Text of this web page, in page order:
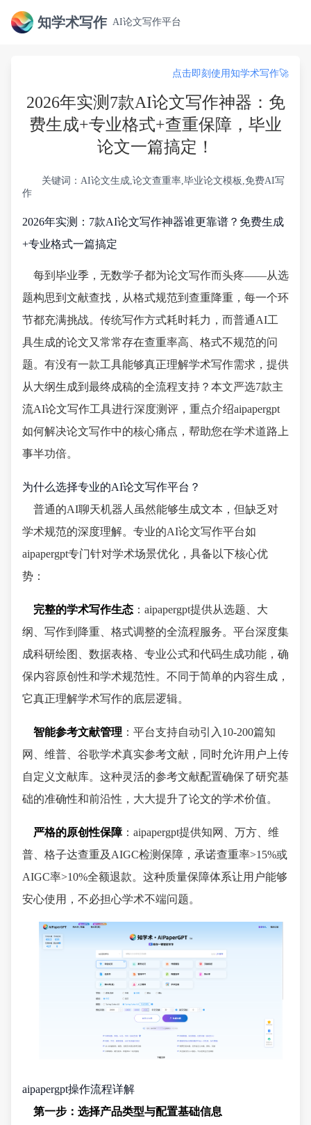
知学术写作 AI论文写作平台
点击即刻使用知学术写作🚀
2026年实测7款AI论文写作神器：免
费生成+专业格式+查重保障，毕业
论文一篇搞定！
关键词：AI论文生成,论文查重率,毕业论文模板,免费AI写
作
2026年实测：7款AI论文写作神器谁更靠谱？免费生成
+专业格式一篇搞定
每到毕业季，无数学子都为论文写作而头疼——从选
题构思到文献查找，从格式规范到查重降重，每一个环
节都充满挑战。传统写作方式耗时耗力，而普通AI工
具生成的论文又常常存在查重率高、格式不规范的问
题。有没有一款工具能够真正理解学术写作需求，提供
从大纲生成到最终成稿的全流程支持？本文严选7款主
流AI论文写作工具进行深度测评，重点介绍aipapergpt
如何解决论文写作中的核心痛点，帮助您在学术道路上
事半功倍。
为什么选择专业的AI论文写作平台？
普通的AI聊天机器人虽然能够生成文本，但缺乏对
学术规范的深度理解。专业的AI论文写作平台如
aipapergpt专门针对学术场景优化，具备以下核心优
势：
完整的学术写作生态 ：aipapergpt提供从选题、大
纲、写作到降重、格式调整的全流程服务。平台深度集
成科研绘图、数据表格、专业公式和代码生成功能，确
保内容原创性和学术规范性。不同于简单的内容生成，
它真正理解学术写作的底层逻辑。
智能参考文献管理 ：平台支持自动引入10-200篇知
网、维普、谷歌学术真实参考文献，同时允许用户上传
自定义文献库。这种灵活的参考文献配置确保了研究基
础的准确性和前沿性，大大提升了论文的学术价值。
严格的原创性保障：aipapergpt提供知网、万方、维
普、格子达查重及AIGC检测保障，承诺查重率>15%或
AIGC率>10%全额退款。这种质量保障体系让用户能够
安心使用，不必担心学术不端问题。
aipapergpt操作流程详解
第一步：选择产品类型与配置基础信息